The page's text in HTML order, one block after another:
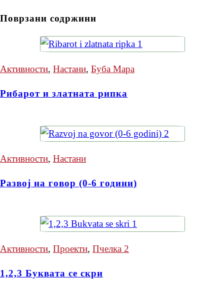
Поврзани содржини
Активности, Настани, Буба Мара
Рибарот и златната рипка
Активности, Настани
Развој на говор (0-6 години)
Активности, Проекти, Пчелка 2
1,2,3 Буквата се скри